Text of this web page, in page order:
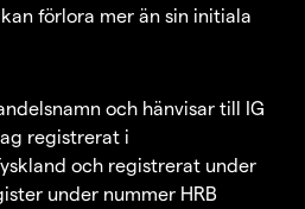
förlora mer än sin initiala
och hänvisar till IG
registrerat i
och registrerat under
under nummer HRB